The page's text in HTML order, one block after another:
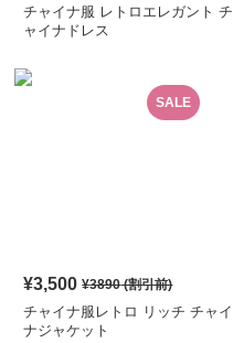
チャイナ服 レトロエレガント チ
ャイナドレス
SALE
¥3,500 ¥3890(割引前)
チャイナ服レトロ リッチ チャイ
ナジャケット